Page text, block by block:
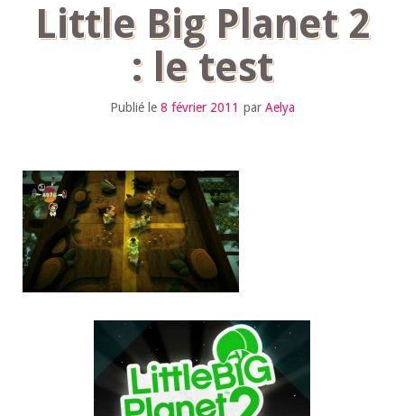
Little Big Planet 2
: le test
Publié le 8 février 2011 par Aelya